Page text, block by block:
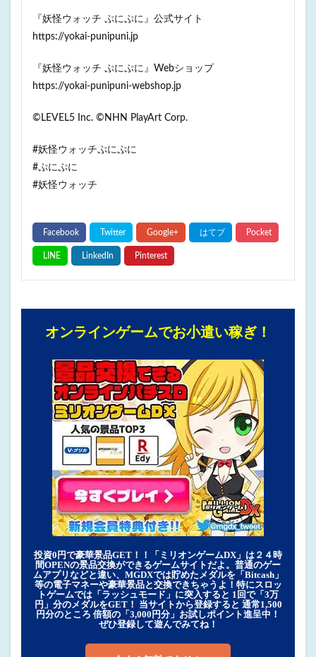
『妖怪ウォッチ ぷにぷに』公式サイト
https://yokai-punipuni.jp
『妖怪ウォッチ ぷにぷに』Webショップ
https://yokai-punipuni-webshop.jp
©LEVEL5 Inc. ©NHN PlayArt Corp.
#妖怪ウォッチぷにぷに
#ぷにぷに
#妖怪ウォッチ
オンラインゲームでお小遣い稼ぎ！
投資0円で豪華景品GET！！「ミリオンゲームDX」は２４時
間OPENの景品交換ができるゲームサイトだよ。普通のゲー
ムアプリなどと違い、MGDXでは貯めたメダルを「Bitcash」
等の電子マネーや豪華景品と交換できちゃうよ！特にスロッ
トゲームでは「ラッシュモード」に突入すると 1回で「3万
円」分のメダルをGET！ 当サイトから登録すると 通常1,500
円分のところ 倍額の「3,000円分」お試しポイント進呈中！
ぜひ登録して遊んでみてね！